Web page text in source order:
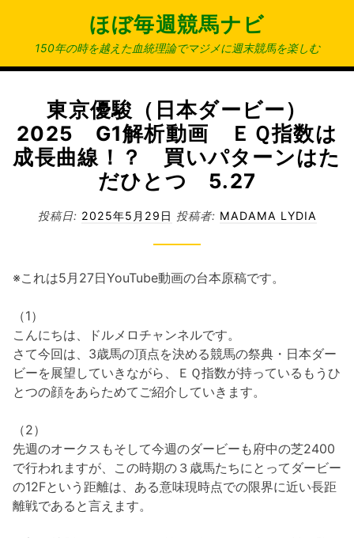
ン
ほぼ毎週競馬ナビ
150年の時を越えた血統理論でマジメに週末競馬を楽しむ
東京優駿（日本ダービー）
2025 G1解析動画 ＥＱ指数は
成長曲線！？ 買いパターンはた
だひとつ 5.27
投稿日: 2025年5月29日 投稿者: MADAMA LYDIA
※これは5月27日YouTube動画の台本原稿です。
（1）
こんにちは、ドルメロチャンネルです。
さて今回は、3歳馬の頂点を決める競馬の祭典・日本ダー
ビーを展望していきながら、ＥＱ指数が持っているもうひ
とつの顔をあらためてご紹介していきます。
（2）
先週のオークスもそして今週のダービーも府中の芝2400
で行われますが、この時期の３歳馬たちにとってダービー
の12Fという距離は、ある意味現時点での限界に近い長距
離戦であると言えます。